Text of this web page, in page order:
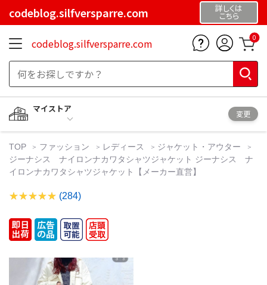
codeblog.silfversparre.com 詳しくは
こちら
codeblog.silfversparre.com 0
マイストア
変更
TOP ファッション レディース
ジャケット・アウター
ジーナシス ナイロンナカワタシャツジャケット ジーナシス ナ
イロンナカワタシャツジャケット【メーカー直営】
(284)